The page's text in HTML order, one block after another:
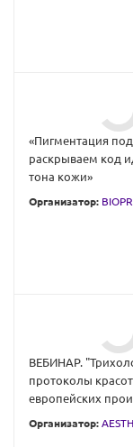
«Пигментация
раскрываем код
тона кожи»
Организатор:
ВЕБИНАР.
протоколы
европейских
Организатор: